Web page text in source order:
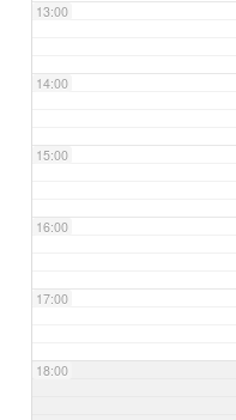
13:00
14:00
15:00
16:00
17:00
18:00